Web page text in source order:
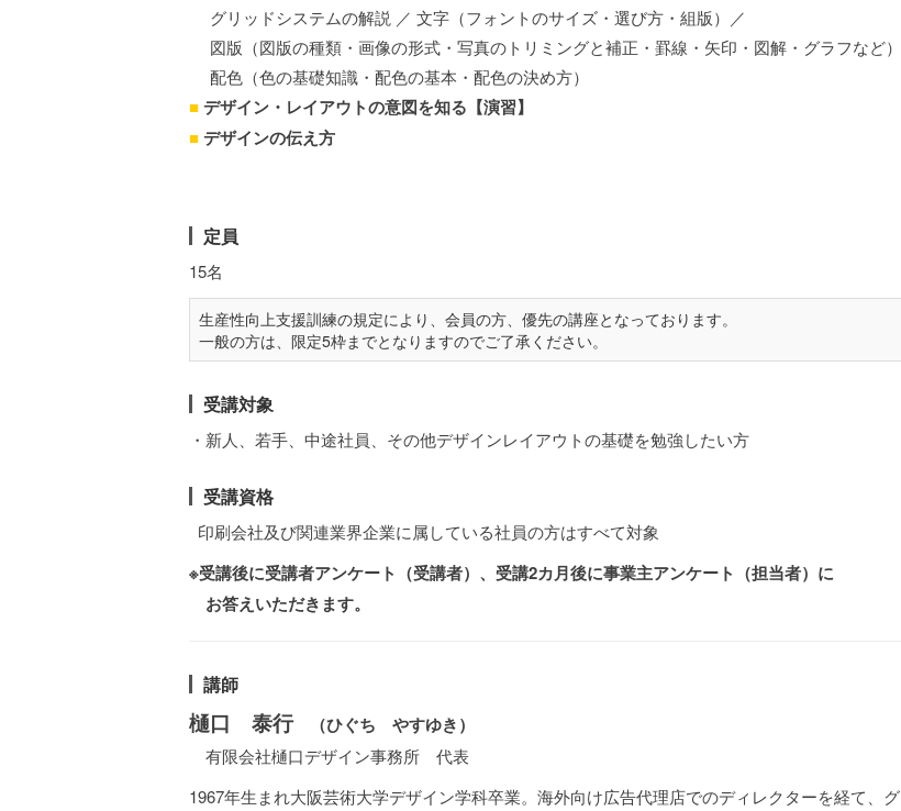
グリッドシステムの解説 ／ 文字（フォントのサイズ・選び方・組版）／
図版（図版の種類・画像の形式・写真のトリミングと補正・罫線・矢印・図解・グラフなど）
配色（色の基礎知識・配色の基本・配色の決め方）
■デザイン・レイアウトの意図を知る【演習】
■デザインの伝え方
定員
15名
生産性向上支援訓練の規定により、会員の方、優先の講座となっております。
一般の方は、限定5枠までとなりますのでご了承ください。
受講対象
・新人、若手、中途社員、その他デザインレイアウトの基礎を勉強したい方
受講資格
印刷会社及び関連業界企業に属している社員の方はすべて対象
※受講後に受講者アンケート（受講者）、受講2カ月後に事業主アンケート（担当者）に
お答えいただきます。
講師
樋口 泰行 （ひぐち やすゆき）
有限会社樋口デザイン事務所 代表
1967年生まれ大阪芸術大学デザイン学科卒業。海外向け広告代理店でのディレクターを経て、グ